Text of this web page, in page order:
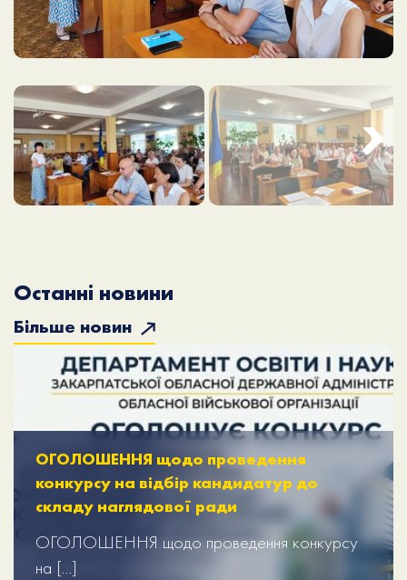
Next
Останні новини
Більше новин
ОГОЛОШЕННЯ щодо проведення
конкурсу на відбір кандидатур до
складу наглядової ради
ОГОЛОШЕННЯ щодо проведення конкурсу
на […]